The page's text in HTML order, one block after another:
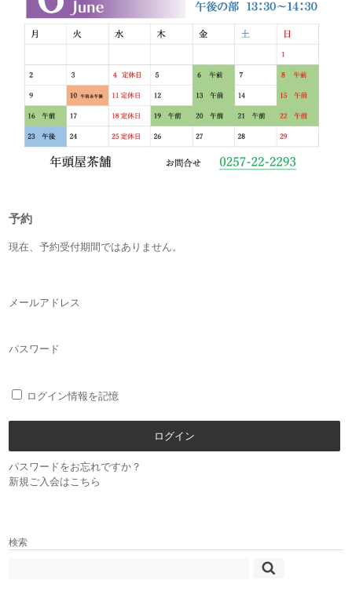
予約
現在、予約受付期間ではありません。
メールアドレス
パスワード
ログイン情報を記憶
パスワードをお忘れですか？
新規ご入会はこちら
検索